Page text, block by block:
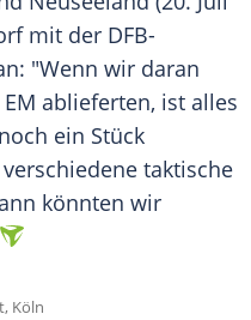
mit der DFB-
"Wenn wir daran
ablieferten, ist alles
ein Stück
taktische
könnten wir
Köln